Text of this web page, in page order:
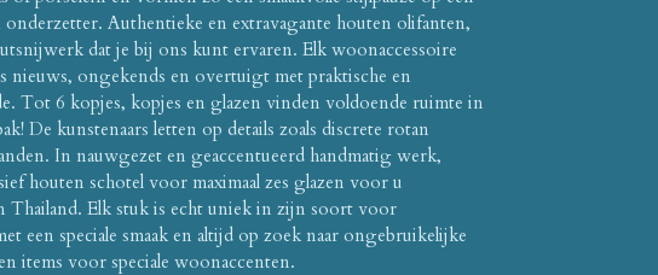
Authentieke en extravagante houten olifanten,
dat je bij ons kunt ervaren. Elk woonaccessoire
nieuws, ongekends en overtuigt met praktische en
Tot 6 kopjes, kopjes en glazen vinden voldoende ruimte in
De kunstenaars letten op details zoals discrete rotan
In nauwgezet en geaccentueerd handmatig werk,
houten schotel voor maximaal zes glazen voor u
Thailand. Elk stuk is echt uniek in zijn soort voor
een speciale smaak en altijd op zoek naar ongebruikelijke
items voor speciale woonaccenten.